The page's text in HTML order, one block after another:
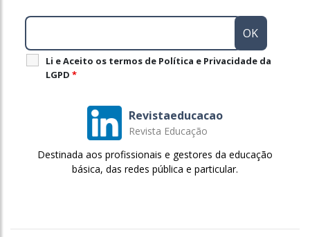
Li e Aceito os termos de Política e Privacidade da
LGPD *
Revistaeducacao
Revista Educação
Destinada aos profissionais e gestores da educação
básica, das redes pública e particular.